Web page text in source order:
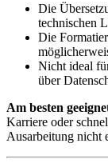
Die
technischen
Die
Nicht ideal
über
Am besten
Karriere oder
Ausarbeitung nicht